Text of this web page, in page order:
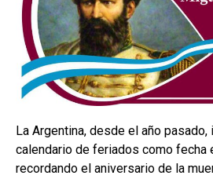
La Argentina, desde el año pasado,
calendario de feriados como fecha
recordando el aniversario de la